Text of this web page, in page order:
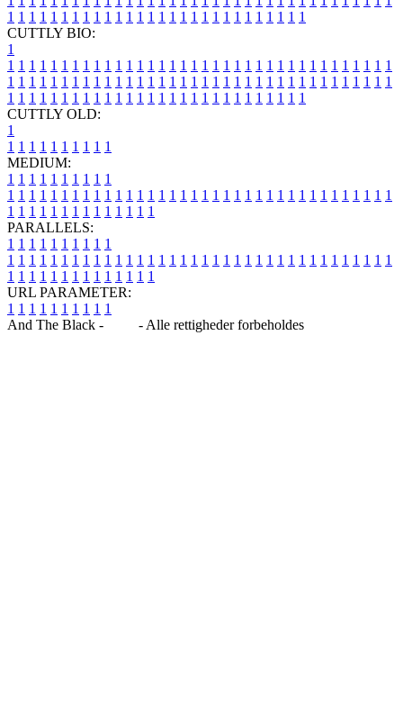
1 1 1 1 1 1 1 1 1 1 1 1 1 1 1 1 1 1 1 1 1 1 1 1 1 1 1 1
CUTTLY BIO:
1
1 1 1 1 1 1 1 1 1 1 1 1 1 1 1 1 1 1 1 1 1 1 1 1 1 1 1 1 1 1 1 1 1 1 1 1
1 1 1 1 1 1 1 1 1 1 1 1 1 1 1 1 1 1 1 1 1 1 1 1 1 1 1 1 1 1 1 1 1 1 1 1
1 1 1 1 1 1 1 1 1 1 1 1 1 1 1 1 1 1 1 1 1 1 1 1 1 1 1 1
CUTTLY OLD:
1
1 1 1 1 1 1 1 1 1 1
MEDIUM:
1 1 1 1 1 1 1 1 1 1
1 1 1 1 1 1 1 1 1 1 1 1 1 1 1 1 1 1 1 1 1 1 1 1 1 1 1 1 1 1 1 1 1 1 1 1
1 1 1 1 1 1 1 1 1 1 1 1 1 1
PARALLELS:
1 1 1 1 1 1 1 1 1 1
1 1 1 1 1 1 1 1 1 1 1 1 1 1 1 1 1 1 1 1 1 1 1 1 1 1 1 1 1 1 1 1 1 1 1 1
1 1 1 1 1 1 1 1 1 1 1 1 1 1
URL PARAMETER:
1 1 1 1 1 1 1 1 1 1
And The Black -
- Alle rettigheder forbeholdes